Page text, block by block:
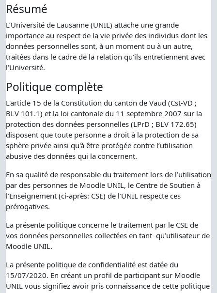
Résumé
L’Université de Lausanne (UNIL) attache une grande
importance au respect de la vie privée des individus dont les
données personnelles sont, à un moment ou à un autre,
traitées dans le cadre de la relation qu’ils entretiennent avec
l’Université.
Politique complète
L'article 15 de la Constitution du canton de Vaud (Cst-VD ;
BLV 101.1) et la loi cantonale du 11 septembre 2007 sur la
protection des données personnelles (LPrD ; BLV 172.65)
disposent que toute personne a droit à la protection de sa
sphère privée ainsi qu'à être protégée contre l’utilisation
abusive des données qui la concernent.
En sa qualité de responsable du traitement lors de l’utilisation
par des personnes de Moodle UNIL, le Centre de Soutien à
l’Enseignement (ci-après: CSE) de l’UNIL respecte ces
prérogatives.
La présente politique concerne le traitement par le CSE de
vos données personnelles collectées en tant qu’utilisateur de
Moodle UNIL.
La présente politique de confidentialité est datée du
15/07/2020. En créant un profil de participant sur Moodle
UNIL vous signifiez avoir pris connaissance de cette politique